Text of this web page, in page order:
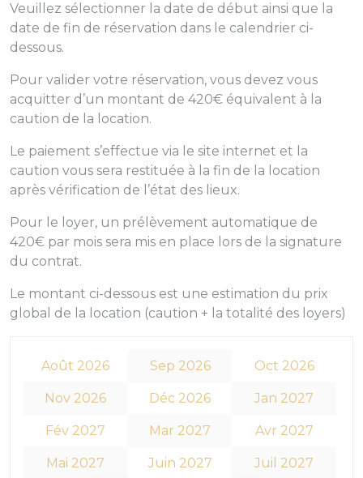
Veuillez sélectionner la date de début ainsi que la
date de fin de réservation dans le calendrier ci-
dessous.
Pour valider votre réservation, vous devez vous
acquitter d’un montant de 420€ équivalent à la
caution de la location.
Le paiement s’effectue via le site internet et la
caution vous sera restituée à la fin de la location
après vérification de l’état des lieux.
Pour le loyer, un prélèvement automatique de
420€ par mois sera mis en place lors de la signature
du contrat.
Le montant ci-dessous est une estimation du prix
global de la location (caution + la totalité des loyers)
Août 2026 Sep 2026 Oct 2026
Nov 2026 Déc 2026 Jan 2027
Fév 2027 Mar 2027 Avr 2027
Mai 2027 Juin 2027 Juil 2027